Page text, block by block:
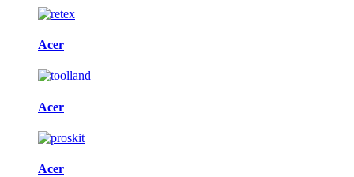
Acer
Acer
Acer